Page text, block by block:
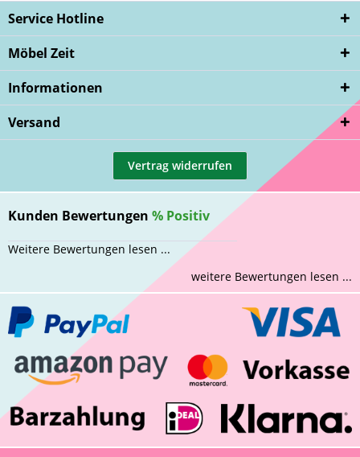
Service Hotline
Möbel Zeit
Informationen
Versand
Vertrag widerrufen
Kunden Bewertungen % Positiv
Weitere Bewertungen lesen ...
weitere Bewertungen lesen ...